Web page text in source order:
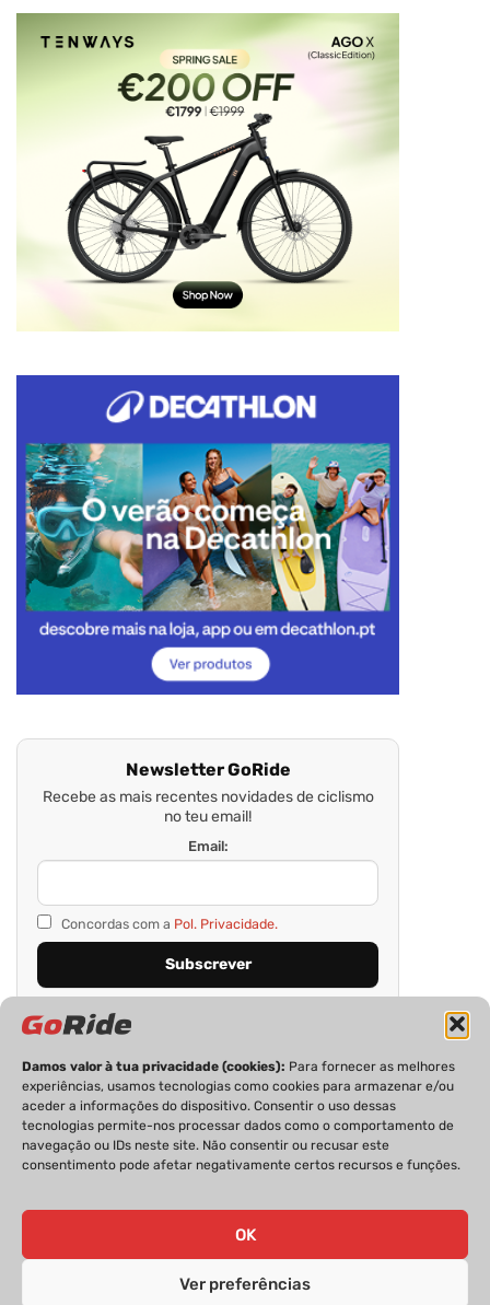
Damos valor à tua privacidade (cookies): Para fornecer as melhores
experiências, usamos tecnologias como cookies para armazenar e/ou
aceder a informações do dispositivo. Consentir o uso dessas
tecnologias permite-nos processar dados como o comportamento de
navegação ou IDs neste site. Não consentir ou recusar este
consentimento pode afetar negativamente certos recursos e funções.
OK
Ver preferências
Newsletter GoRide
Recebe as mais recentes novidades de ciclismo
no teu email!
Email:
Concordas com a Pol. Privacidade.
PRIVACIDADE FICHA TÉCNICA
ESTATUTO EDITORIAL